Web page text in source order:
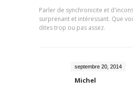
Parler de synchronicite et
surprenant et intéressant. Que
dites trop ou pas assez.
septembre 20, 2014
Michel